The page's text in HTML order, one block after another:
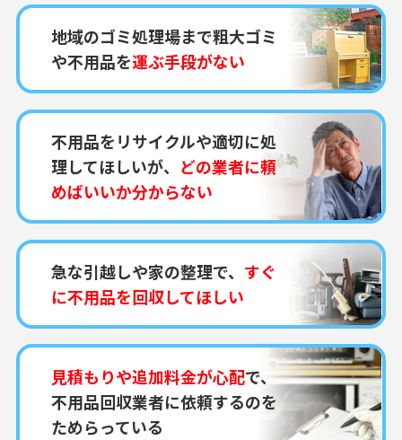
地域のゴミ処理場まで粗大ゴミ
や不用品を運ぶ手段がない
不用品をリサイクルや適切に処
理してほしいが、 どの業者に頼
めばいいか分からない
急な引越しや家の整理で、 すぐ
に不用品を回収してほしい
見積もりや追加料金が心配で、
不用品回収業者に依頼するのを
ためらっている